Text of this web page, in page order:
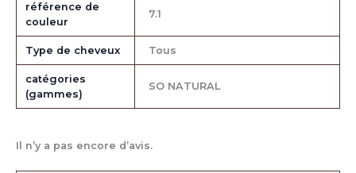
référence de
couleur
7.1
Type de cheveux Tous
catégories
(gammes)
SO NATURAL
Il n’y a pas encore d’avis.